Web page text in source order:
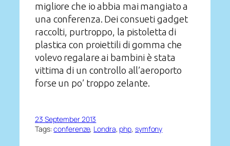
migliore che io abbia mai mangiato a
una conferenza. Dei consueti gadget
raccolti, purtroppo, la pistoletta di
plastica con proiettili di gomma che
volevo regalare ai bambini è stata
vittima di un controllo all’aeroporto
forse un po’ troppo zelante.
23 September 2013
Tags:conferenze, Londra, php, symfony